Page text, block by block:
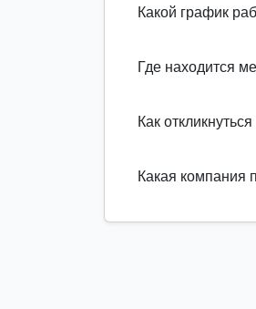
Какой график
Где находится
Как
Какая компания